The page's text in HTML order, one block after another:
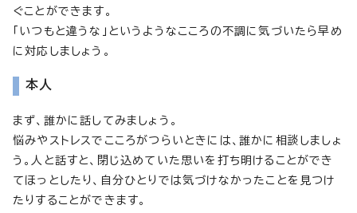
ぐことができます。
「いつもと違うな」というようなこころの不調に気づいたら早め
に対応しましょう。
本人
まず、誰かに話してみましょう。
悩みやストレスでこころがつらいときには、誰かに相談しましょ
う。人と話すと、閉じ込めていた思いを打ち明けることができ
てほっとしたり、自分ひとりでは気づけなかったことを見つけ
たりすることができます。